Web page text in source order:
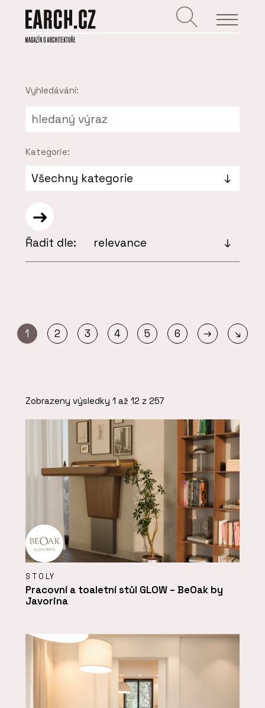
Vyhledávání:
Kategorie:
Řadit dle:
1 2 3 4 5 6 → ↘
Zobrazeny výsledky 1 až 12 z 257
STOLY
Pracovní a toaletní stůl GLOW – BeOak by
Javorina